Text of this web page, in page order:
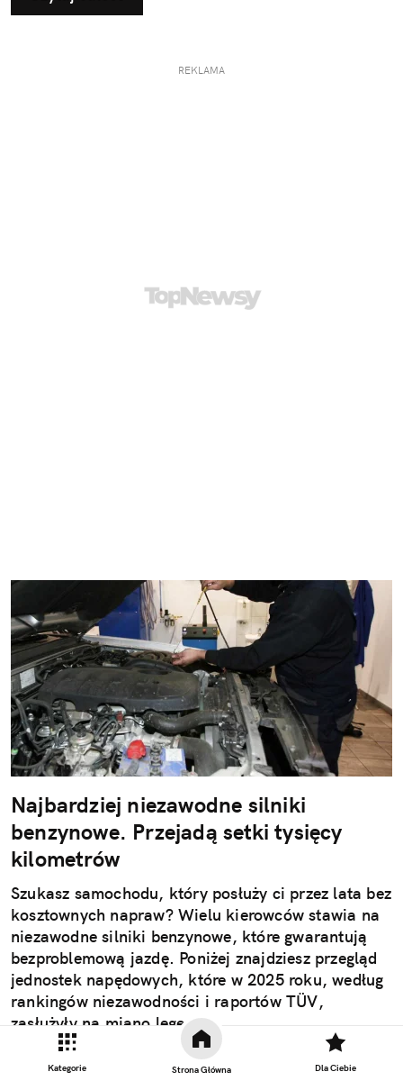
Kategorie Strona Główna Dla Ciebie
REKLAMA
Najbardziej niezawodne silniki
benzynowe. Przejadą setki tysięcy
kilometrów
Szukasz samochodu, który posłuży ci przez lata bez
kosztownych napraw? Wielu kierowców stawia na
niezawodne silniki benzynowe, które gwarantują
bezproblemową jazdę. Poniżej znajdziesz przegląd
jednostek napędowych, które w 2025 roku, według
rankingów niezawodności i raportów TÜV,
zasłużyły na miano legend.